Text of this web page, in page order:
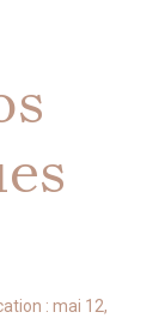
: mai 12,